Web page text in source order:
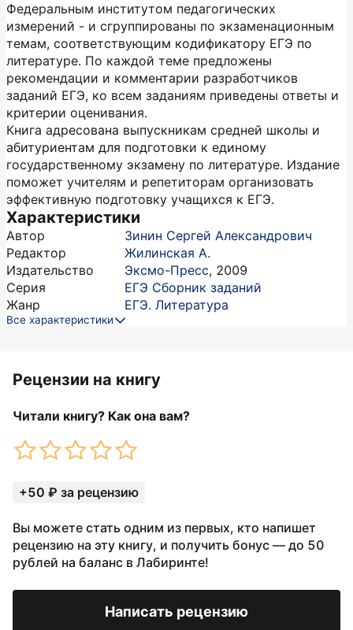
Федеральным институтом педагогических
измерений - и сгруппированы по экзаменационным
темам, соответствующим кодификатору ЕГЭ по
литературе. По каждой теме предложены
рекомендации и комментарии разработчиков
заданий ЕГЭ, ко всем заданиям приведены ответы и
критерии оценивания.
Книга адресована выпускникам средней школы и
абитуриентам для подготовки к единому
государственному экзамену по литературе. Издание
поможет учителям и репетиторам организовать
эффективную подготовку учащихся к ЕГЭ.
Характеристики
Автор
Зинин Сергей Александрович
Редактор
Жилинская А.
Издательство
Эксмо-Пресс, 2009
Серия
ЕГЭ Сборник заданий
Жанр
ЕГЭ. Литература
Все характеристики
Рецензии на книгу
Читали книгу? Как она вам?
+50 ₽ за рецензию
Вы можете стать одним из первых, кто напишет
рецензию на эту книгу, и получить бонус — до 50
рублей на баланс в Лабиринте!
Написать рецензию